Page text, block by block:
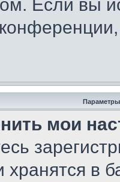
Если вы
Параметры
мои
хранятся в